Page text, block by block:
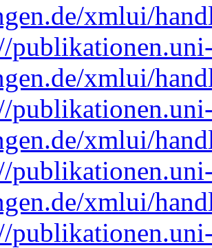
xmlui/
xmlui/
xmlui/
xmlui/